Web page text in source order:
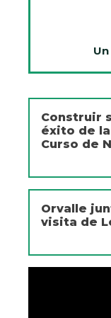
Construir
éxito de
Curso de
Orvalle
visita de